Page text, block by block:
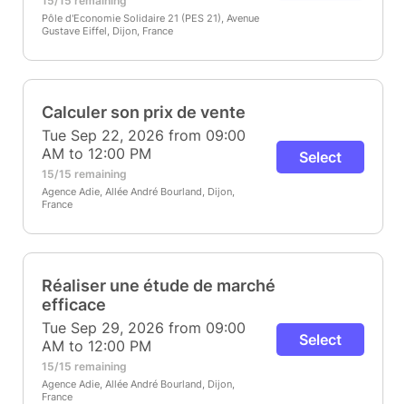
Pôle d'Economie Solidaire 21 (PES 21), Avenue
Gustave Eiffel, Dijon, France
Calculer son prix de vente
Tue Sep 22, 2026 from 09:00
AM to 12:00 PM
15/15 remaining
Agence Adie, Allée André Bourland, Dijon,
France
Select
Réaliser une étude de marché
efficace
Tue Sep 29, 2026 from 09:00
AM to 12:00 PM
15/15 remaining
Agence Adie, Allée André Bourland, Dijon,
France
Select